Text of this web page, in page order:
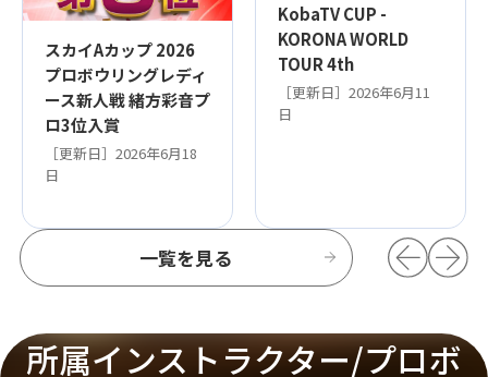
一覧を見る
スカイAカップ 2026
プロボウリングレディ
ース新人戦 緒方彩音プ
ロ3位入賞
［更新日］2026年6月18
日
KobaTV CUP -
KORONA WORLD
TOUR 4th
［更新日］2026年6月11
日
所属インストラクター/プロボ